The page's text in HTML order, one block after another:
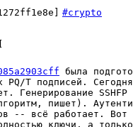
#crypto
была
PQ/T подписей.
Генерирование SSHFP
пишет).
-- всё работает. Вот